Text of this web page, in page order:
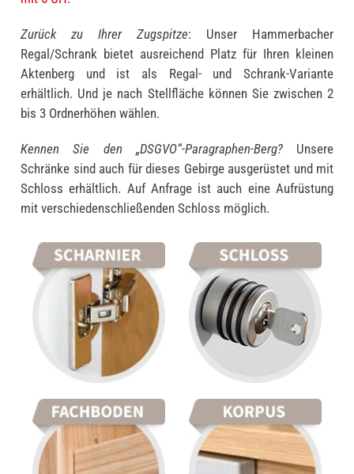
Zurück zu Ihrer Zugspitze: Unser Hammerbacher
Regal/Schrank bietet ausreichend Platz für Ihren kleinen
Aktenberg und ist als Regal- und Schrank-Variante
erhältlich. Und je nach Stellfläche können Sie zwischen 2
bis 3 Ordnerhöhen wählen.
Kennen Sie den „DSGVO“-Paragraphen-Berg?Unsere
Schränke sind auch für dieses Gebirge ausgerüstet und mit
Schloss erhältlich. Auf Anfrage ist auch eine Aufrüstung
mit verschiedenschließenden Schloss möglich.